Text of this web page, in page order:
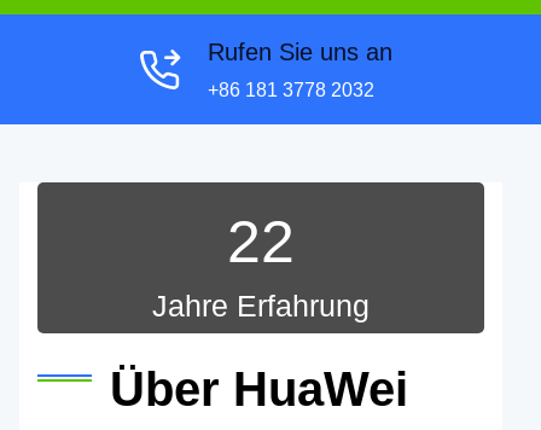
Rufen Sie uns an
+86 181 3778 2032
22
Jahre Erfahrung
Über HuaWei